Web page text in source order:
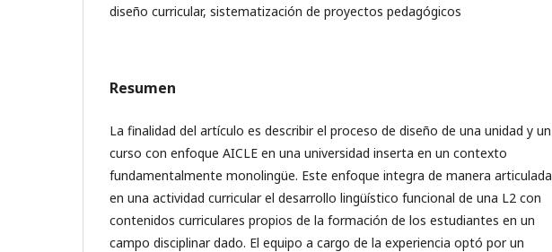
diseño curricular, sistematización de proyectos pedagógicos
Resumen
La finalidad del artículo es describir el proceso de diseño de una unidad y un
curso con enfoque AICLE en una universidad inserta en un contexto
fundamentalmente monolingüe. Este enfoque integra de manera articulada
en una actividad curricular el desarrollo lingüístico funcional de una L2 con
contenidos curriculares propios de la formación de los estudiantes en un
campo disciplinar dado. El equipo a cargo de la experiencia optó por un